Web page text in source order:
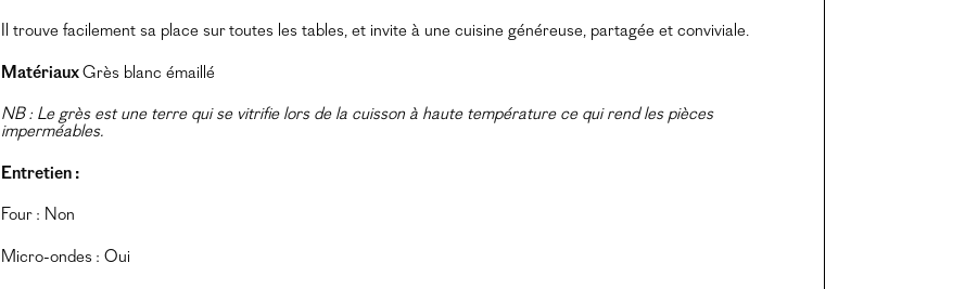
Il trouve facilement sa place sur toutes les tables, et invite à une cuisine généreuse, partagée et conviviale.
MatériauxGrès blanc émaillé
NB : Le grès est une terre qui se vitrifie lors de la cuisson à haute température ce qui rend les pièces
imperméables.
Entretien :
Four : Non
Micro-ondes : Oui